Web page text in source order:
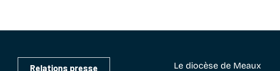
Relations presse Le diocèse de Meaux